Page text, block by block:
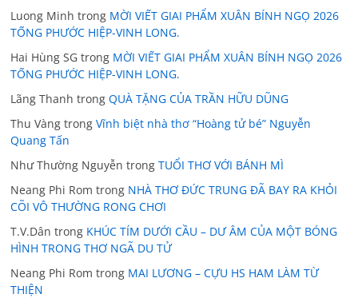
Luong Minh trong MỜI VIẾT GIAI PHẨM XUÂN BÍNH NGỌ 2026
TỐNG PHƯỚC HIỆP-VINH LONG.
Hai Hùng SG trong MỜI VIẾT GIAI PHẨM XUÂN BÍNH NGỌ 2026
TỐNG PHƯỚC HIỆP-VINH LONG.
Lãng Thanh trongQUÀ TẶNG CỦA TRẦN HỮU DŨNG
Thu Vàng trongVĩnh biệt nhà thơ “Hoàng tử bé” Nguyễn
Quang Tấn
Như Thường Nguyễn trongTUỔI THƠ VỚI BÁNH MÌ
Neang Phi Rom trong NHÀ THƠ ĐỨC TRUNG ĐÃ BAY RA KHỎI
CÕI VÔ THƯỜNG RONG CHƠI
T.V.Dân trong KHÚC TÍM DƯỚI CẦU – DƯ ÂM CỦA MỘT BÓNG
HÌNH TRONG THƠ NGÃ DU TỬ
Neang Phi Rom trong MAI LƯƠNG – CỰU HS HAM LÀM TỪ
THIỆN